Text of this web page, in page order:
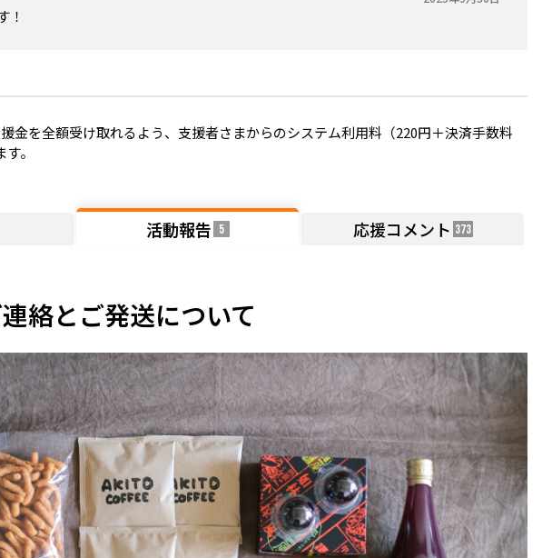
！
金を全額受け取れるよう、支援者さまからのシステム利用料（220円＋決済手数料
。
活動報告 5 応援コメント 373
絡とご発送について